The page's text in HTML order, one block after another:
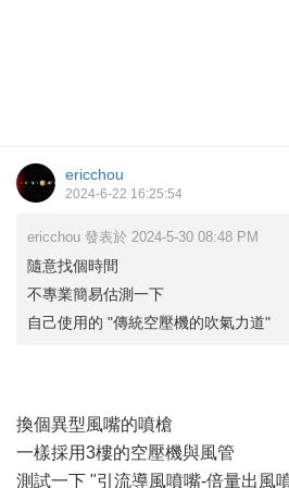
ericchou
2024-6-22 16:25:54
ericchou 發表於 2024-5-30 08:48 PM
隨意找個時間
不專業簡易估測一下
自己使用的 "傳統空壓機的吹氣力道"
換個異型風嘴的噴槍
一樣採用3樓的空壓機與風管
測試一下 "引流導風噴嘴-倍量出風